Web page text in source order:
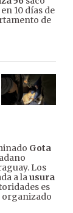
10 días de
de
Gota
Los
a lausura
es
organizado